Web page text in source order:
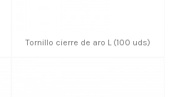
Tornillo cierre de aro L (100 uds)